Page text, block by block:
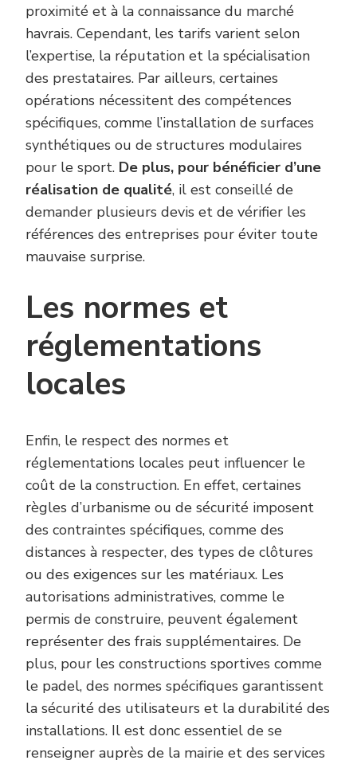
proximité et à la connaissance du marché
havrais. Cependant, les tarifs varient selon
l’expertise, la réputation et la spécialisation
des prestataires. Par ailleurs, certaines
opérations nécessitent des compétences
spécifiques, comme l’installation de surfaces
synthétiques ou de structures modulaires
pour le sport. De plus, pour bénéficier d’une
réalisation de qualité, il est conseillé de
demander plusieurs devis et de vérifier les
références des entreprises pour éviter toute
mauvaise surprise.
Les normes et
réglementations
locales
Enfin, le respect des normes et
réglementations locales peut influencer le
coût de la construction. En effet, certaines
règles d’urbanisme ou de sécurité imposent
des contraintes spécifiques, comme des
distances à respecter, des types de clôtures
ou des exigences sur les matériaux. Les
autorisations administratives, comme le
permis de construire, peuvent également
représenter des frais supplémentaires. De
plus, pour les constructions sportives comme
le padel, des normes spécifiques garantissent
la sécurité des utilisateurs et la durabilité des
installations. Il est donc essentiel de se
renseigner auprès de la mairie et des services